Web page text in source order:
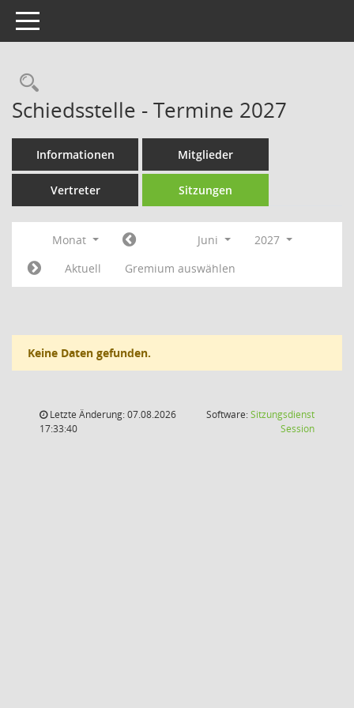
Toggle navigation
Rechercheauswahl
Schiedsstelle - Termine 2027
Informationen Mitglieder
Vertreter Sitzungen
Monat Juni
2027
Aktuell
Gremium auswählen
Keine Daten gefunden.
Letzte Änderung: 07.08.2026
17:33:40
Software:Sitzungsdienst
Session(Wird in